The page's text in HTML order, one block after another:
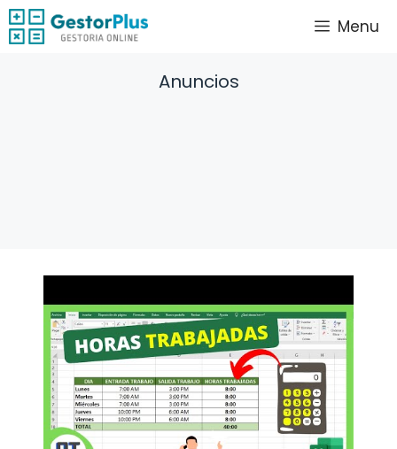
Saltar
al
Menu
Anuncios